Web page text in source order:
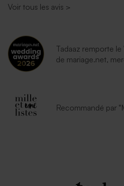
Enveloppe naissance
eucalyptus
Voir tous les avis >
Tadaaz remporte
de mariage.net,
Recommandé par